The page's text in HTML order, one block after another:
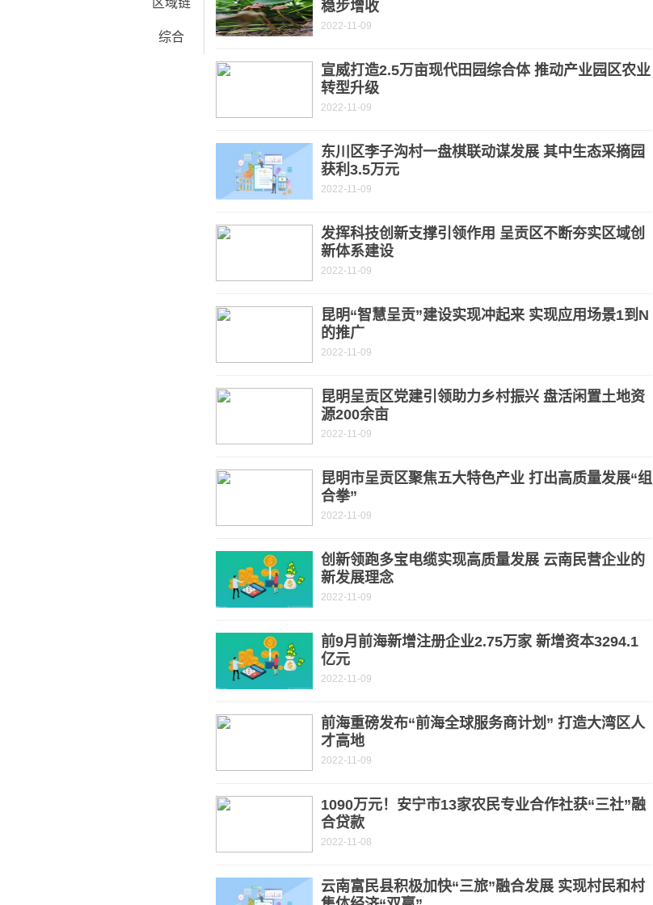
区域链
综合
稳步增收
2022-11-09
宣威打造2.5万亩现代田园综合体 推动产业园区农业
转型升级
2022-11-09
东川区李子沟村一盘棋联动谋发展 其中生态采摘园
获利3.5万元
2022-11-09
发挥科技创新支撑引领作用 呈贡区不断夯实区域创
新体系建设
2022-11-09
昆明“智慧呈贡”建设实现冲起来 实现应用场景1到N
的推广
2022-11-09
昆明呈贡区党建引领助力乡村振兴 盘活闲置土地资
源200余亩
2022-11-09
昆明市呈贡区聚焦五大特色产业 打出高质量发展“组
合拳”
2022-11-09
创新领跑多宝电缆实现高质量发展 云南民营企业的
新发展理念
2022-11-09
前9月前海新增注册企业2.75万家 新增资本3294.1
亿元
2022-11-09
前海重磅发布“前海全球服务商计划” 打造大湾区人
才高地
2022-11-09
1090万元！安宁市13家农民专业合作社获“三社”融
合贷款
2022-11-08
云南富民县积极加快“三旅”融合发展 实现村民和村